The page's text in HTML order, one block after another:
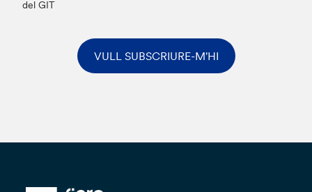
del GIT
VULL SUBSCRIURE-M'HI